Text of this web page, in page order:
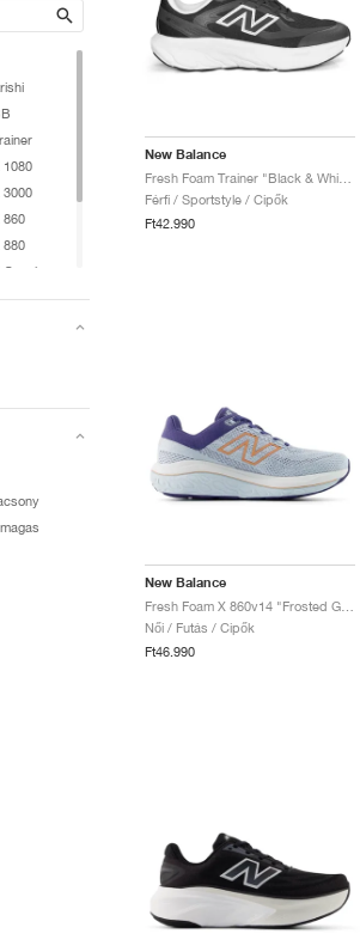
Search
1080
3000
860
880
Hierro
New Balance
Férfi / Sportstyle / Cipők
Ft42.990
New Balance
Női / Futás / Cipők
Ft46.990